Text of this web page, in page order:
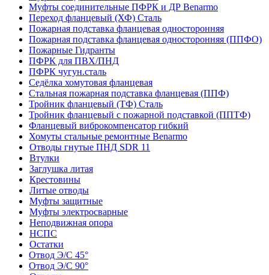
Муфты соединительные ПФРК и ДР Benarmo
Переход фланцевый (ХФ) Сталь
Пожарная подставка фланцевая односторонняя
Пожарная подставка фланцевая односторонняя (ППФО)
Пожарные Гидранты
ПФРК для ПВХ/ПНД
ПФРК чугун.сталь
Седёлка хомутовая фланцевая
Стальная пожарная подставка фланцевая (ППФ)
Тройник фланцевый (ТФ) Сталь
Тройник фланцевый с пожарной подставкой (ППТФ)
Фланцевый виброкомпенсатор гибкий
Хомуты стальные ремонтные Benarmo
Отводы гнутые ПНД SDR 11
Втулки
Заглушка литая
Крестовины
Литые отводы
Муфты защитные
Муфты электросварные
Неподвижная опора
НСПС
Остатки
Отвод Э/С 45°
Отвод Э/С 90°